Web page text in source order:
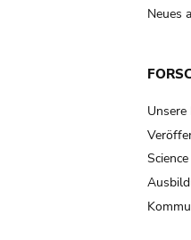
Neues